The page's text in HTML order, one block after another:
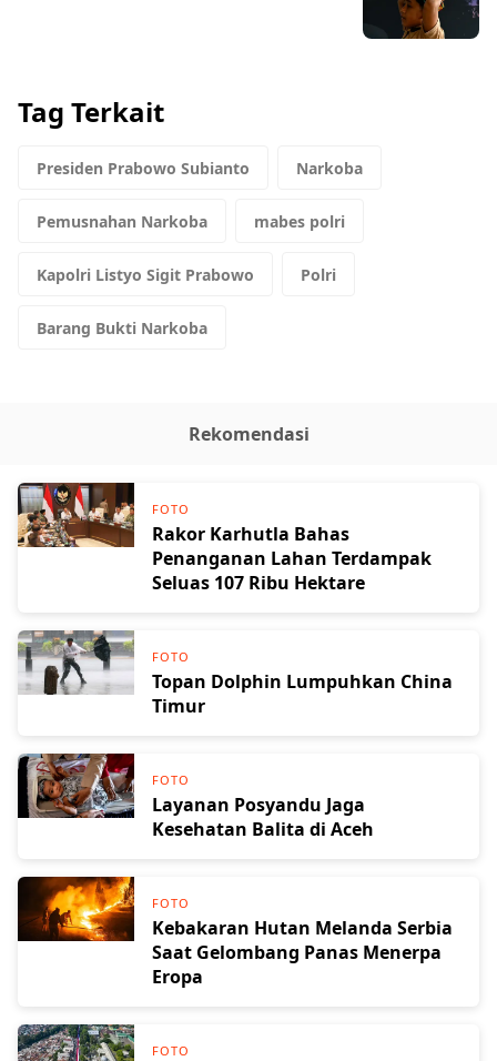
Tag Terkait
Presiden Prabowo Subianto Narkoba
Pemusnahan Narkoba mabes polri
Kapolri Listyo Sigit Prabowo Polri
Barang Bukti Narkoba
Rekomendasi
FOTO
Rakor Karhutla Bahas
Penanganan Lahan Terdampak
Seluas 107 Ribu Hektare
FOTO
Topan Dolphin Lumpuhkan China
Timur
FOTO
Layanan Posyandu Jaga
Kesehatan Balita di Aceh
FOTO
Kebakaran Hutan Melanda Serbia
Saat Gelombang Panas Menerpa
Eropa
FOTO